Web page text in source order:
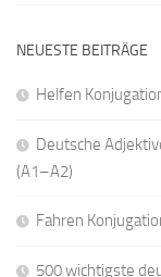
NEUESTE BEITRÄGE
Helfen
Deutsche
(A1–A2)
Fahren
500 wichtigste